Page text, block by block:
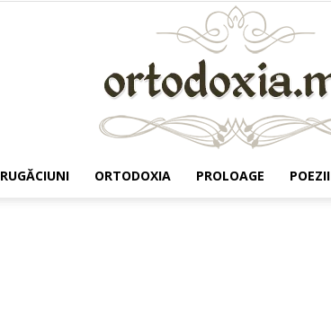
RUGĂCIUNI ORTODOXIA PROLOAGE POEZII